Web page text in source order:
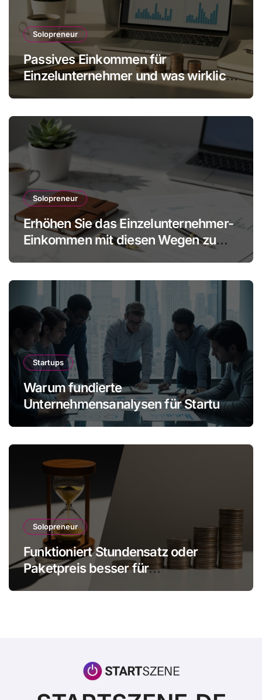
Solopreneur
Passives Einkommen für
Einzelunternehmer und was wirklich
Solopreneur
Erhöhen Sie das Einzelunternehmer-
Einkommen mit diesen Wegen zu
mehr Gewinn ohne Mitarbeiter
Startups
Warum fundierte
Unternehmensanalysen für Startups
immer wichtiger werden
Solopreneur
Funktioniert Stundensatz oder
Paketpreis besser für
Einzelunternehmer?